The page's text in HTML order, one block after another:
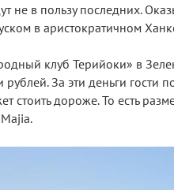
не в пользу последних.
в аристократичном
клуб Терийоки» в
За эти деньги гости
стоить дороже. То есть